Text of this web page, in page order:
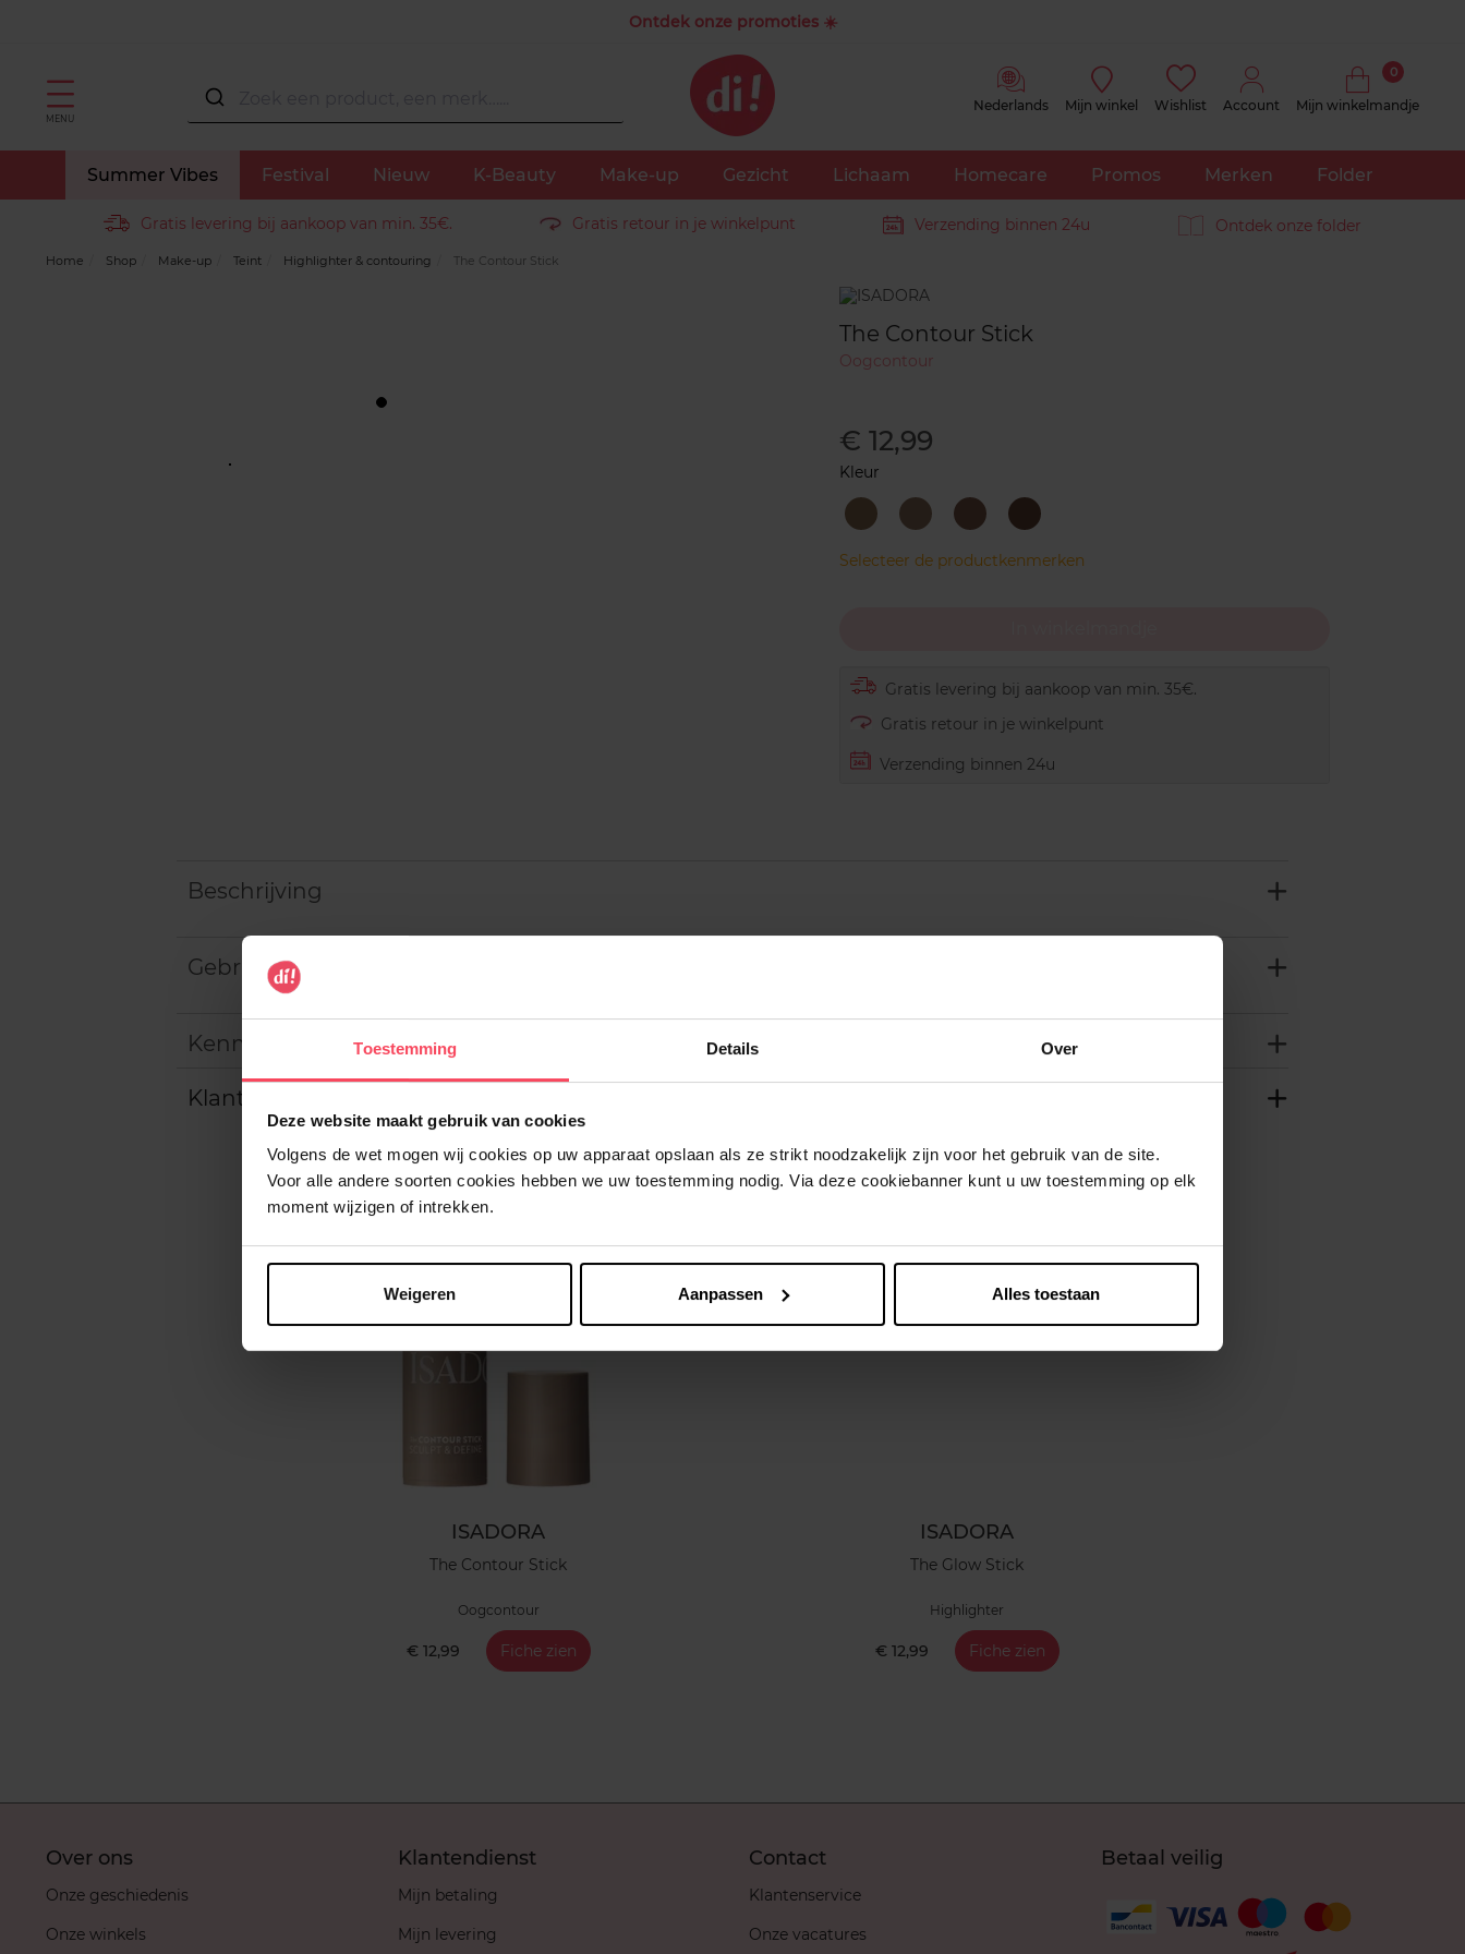
Toestemming Details Over
Deze website maakt gebruik van cookies
Volgens de wet mogen wij cookies op uw apparaat opslaan als ze strikt noodzakelijk zijn voor het gebruik van de site.
Voor alle andere soorten cookies hebben we uw toestemming nodig. Via deze cookiebanner kunt u uw toestemming op elk
moment wijzigen of intrekken.
Weigeren Aanpassen Alles toestaan
Ontdek onze promoties ☀️
MENU
Nederlands Mijn winkel Wishlist Account Mijn winkelmandje
0
Summer Vibes Festival Nieuw K-Beauty Make-up Gezicht Lichaam Homecare Promos Merken Folder
Gratis levering bij aankoop van min. 35€. Gratis retour in je winkelpunt Verzending binnen 24u Ontdek onze folder
Home Shop Make-up Teint Highlighter & contouring The Contour Stick
Merk
The Contour Stick
Oogcontour
€ 12,99
Kleur
Beige
Neutral
Cool
Beige
Dark
Almond
Warm
Mocha
Selecteer de productkenmerken
Gratis levering bij aankoop van min. 35€.
Gratis retour in je winkelpunt
Verzending binnen 24u
Beschrijving
Gebruiksadvies
Kenmerken
Klantereview
Nog iets vergeten ?
ISADORA
The Contour Stick
Oogcontour
€ 12,99 Fiche zien
ISADORA
The Glow Stick
Highlighter
€ 12,99 Fiche zien
Over ons
Onze geschiedenis
Onze winkels
Klantendienst
Mijn betaling
Mijn levering
Contact
Klantenservice
Onze vacatures
Betaal veilig